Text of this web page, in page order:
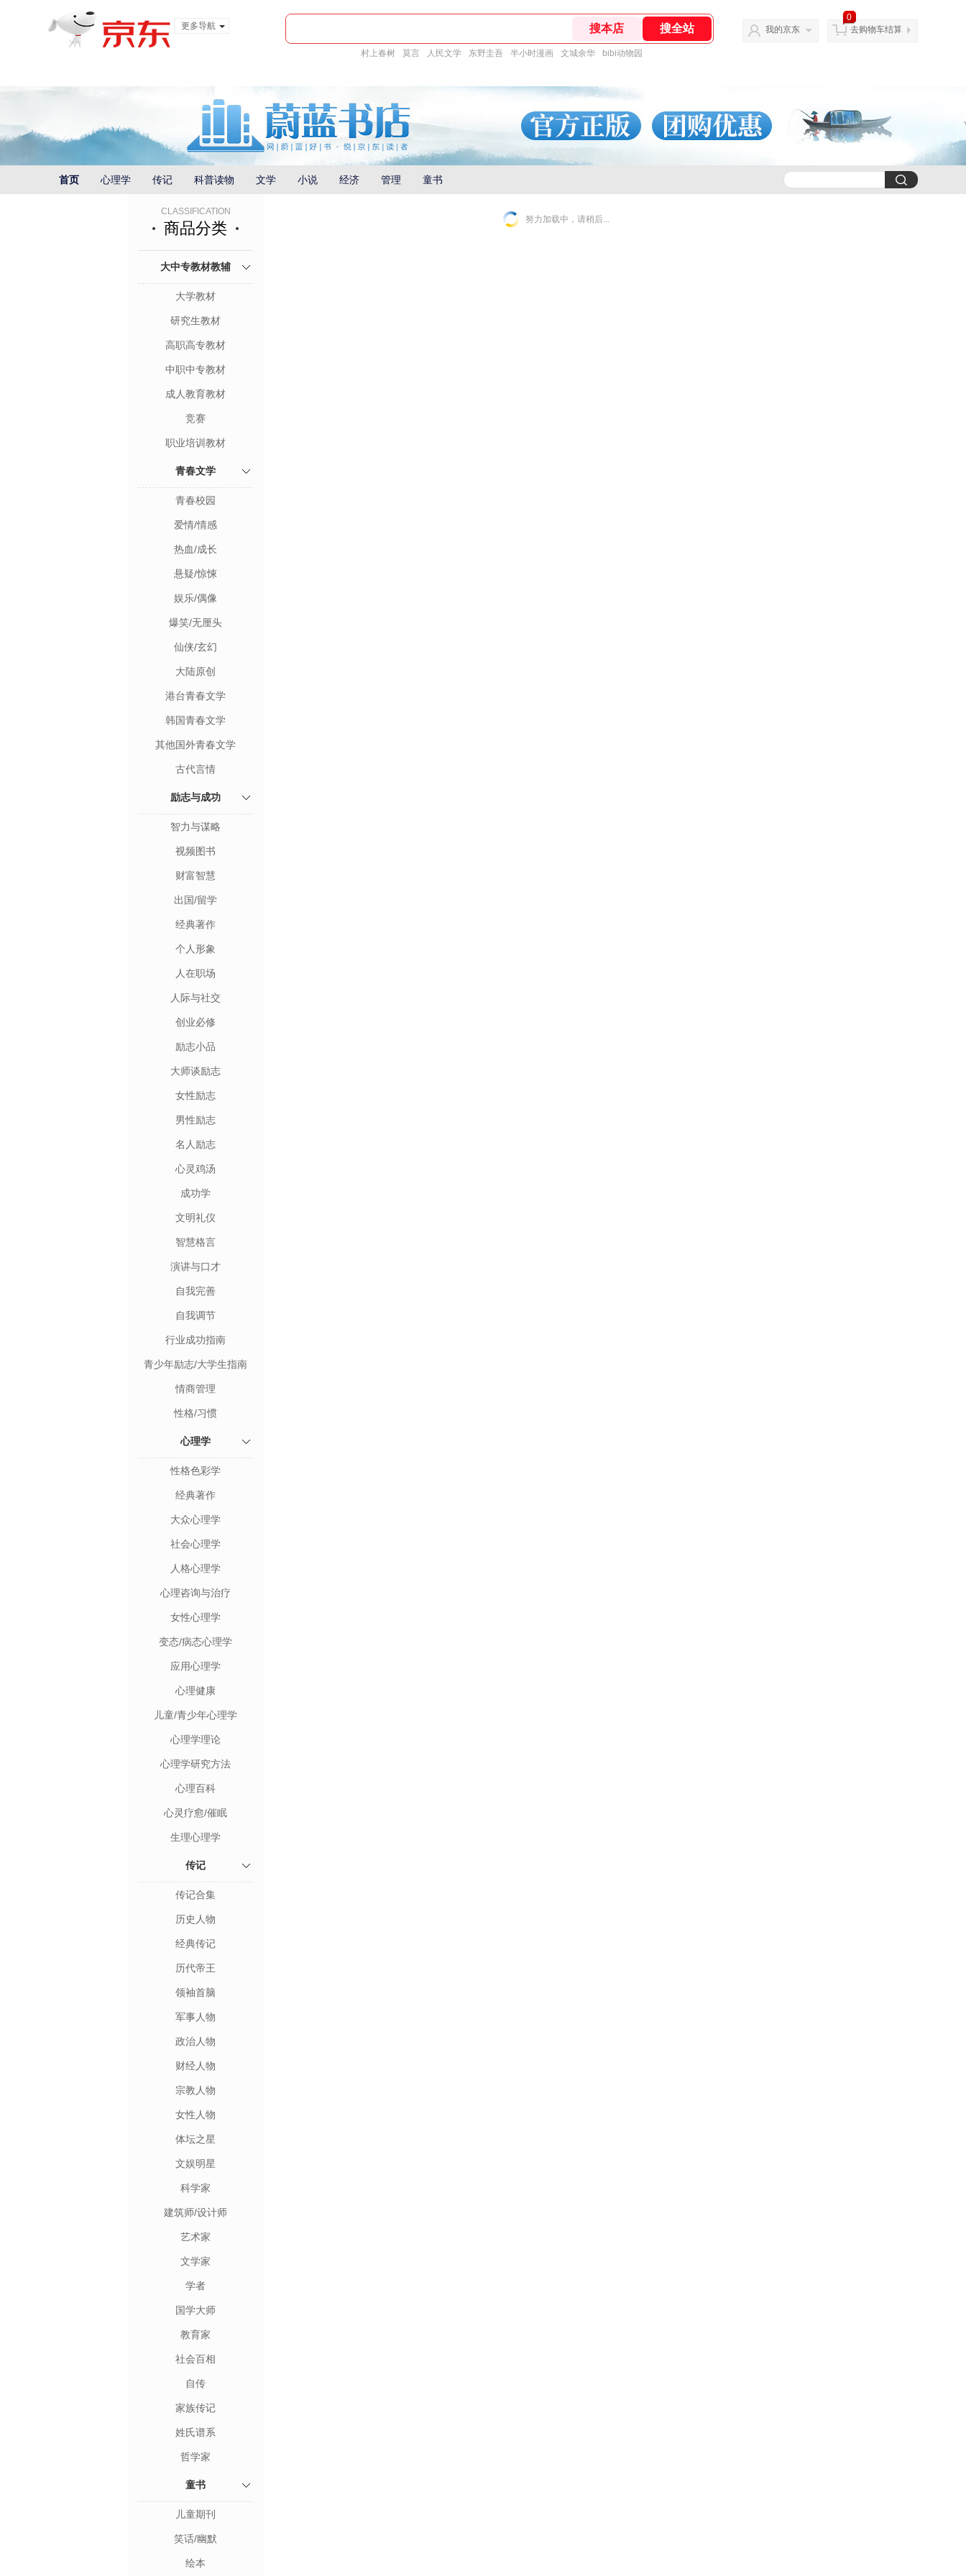
更多导航
村上春树 莫言 人民文学 东野圭吾 半小时漫画 文城余华 bibi动物园
我的京东
0
去购物车结算
首页 心理学 传记 科普读物 文学 小说 经济 管理 童书
CLASSIFICATION
商品分类
大中专教材教辅
大学教材
研究生教材
高职高专教材
中职中专教材
成人教育教材
竞赛
职业培训教材
青春文学
青春校园
爱情/情感
热血/成长
悬疑/惊悚
娱乐/偶像
爆笑/无厘头
仙侠/玄幻
大陆原创
港台青春文学
韩国青春文学
其他国外青春文学
古代言情
励志与成功
智力与谋略
视频图书
财富智慧
出国/留学
经典著作
个人形象
人在职场
人际与社交
创业必修
励志小品
大师谈励志
女性励志
男性励志
名人励志
心灵鸡汤
成功学
文明礼仪
智慧格言
演讲与口才
自我完善
自我调节
行业成功指南
青少年励志/大学生指南
情商管理
性格/习惯
心理学
性格色彩学
经典著作
大众心理学
社会心理学
人格心理学
心理咨询与治疗
女性心理学
变态/病态心理学
应用心理学
心理健康
儿童/青少年心理学
心理学理论
心理学研究方法
心理百科
心灵疗愈/催眠
生理心理学
传记
传记合集
历史人物
经典传记
历代帝王
领袖首脑
军事人物
政治人物
财经人物
宗教人物
女性人物
体坛之星
文娱明星
科学家
建筑师/设计师
艺术家
文学家
学者
国学大师
教育家
社会百相
自传
家族传记
姓氏谱系
哲学家
童书
儿童期刊
笑话/幽默
绘本
努力加载中，请稍后...